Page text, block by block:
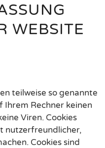
WEBSITE
teilweise so genannte
Ihrem Rechner keinen
Viren. Cookies
nutzerfreundlicher,
Cookies sind